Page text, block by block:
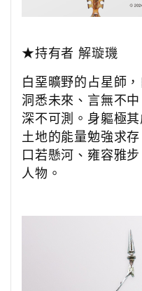
★持有者 解璇璣
白堊曠野的占星師
洞悉未來、言無不
深不可測。身軀極
土地的能量勉強求
口若懸河、雍容雅
人物。